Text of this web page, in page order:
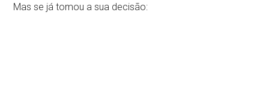
Mas se já tomou a sua decisão: